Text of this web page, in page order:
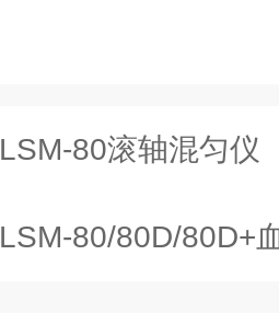
LSM-80滚轴混匀仪
LSM-80/80D/80D+